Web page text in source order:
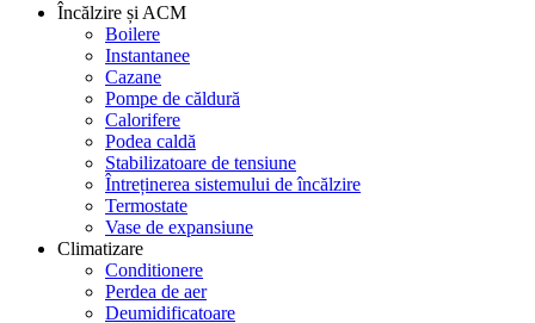
Încălzire și ACM
Boilere
Instantanee
Cazane
Pompe de căldură
Calorifere
Podea caldă
Stabilizatoare de tensiune
Întreținerea sistemului de încălzire
Termostate
Vase de expansiune
Climatizare
Conditionere
Perdea de aer
Deumidificatoare